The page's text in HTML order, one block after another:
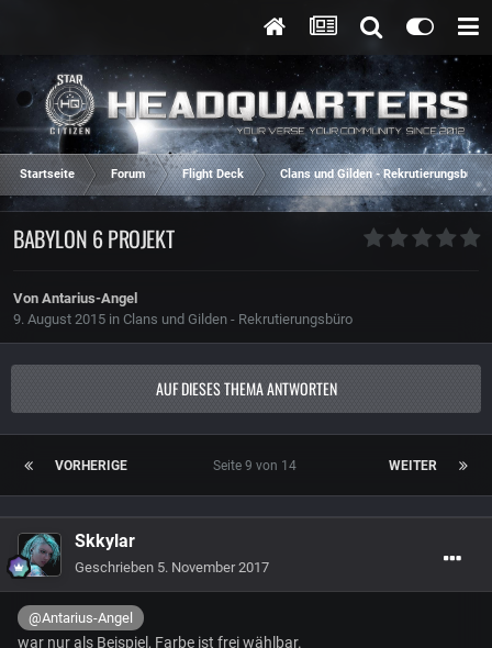
Startseite Forum Flight Deck Clans und Gilden - Rekrutierungsbüro
BABYLON 6 PROJEKT
Von Antarius-Angel
9. August 2015 in Clans und Gilden - Rekrutierungsbüro
AUF DIESES THEMA ANTWORTEN
VORHERIGE WEITER
Seite 9 von 14
Skkylar
Geschrieben 5. November 2017
@Antarius-Angel
war nur als Beispiel, Farbe ist frei wählbar.